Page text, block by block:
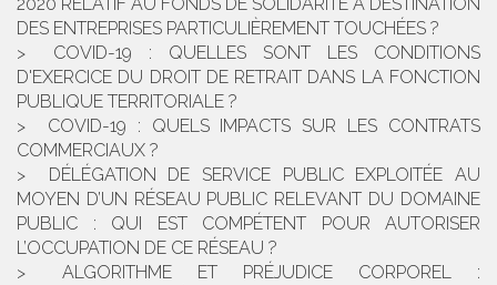
DES ENTREPRISES PARTICULIÈREMENT TOUCHÉES ?
COVID-19 : QUELLES SONT LES CONDITIONS
D'EXERCICE DU DROIT DE RETRAIT DANS LA FONCTION
PUBLIQUE TERRITORIALE ?
COVID-19 : QUELS IMPACTS SUR LES CONTRATS
COMMERCIAUX ?
DÉLÉGATION DE SERVICE PUBLIC EXPLOITÉE AU
MOYEN D’UN RÉSEAU PUBLIC RELEVANT DU DOMAINE
PUBLIC : QUI EST COMPÉTENT POUR AUTORISER
L’OCCUPATION DE CE RÉSEAU ?
ALGORITHME ET PRÉJUDICE CORPOREL :